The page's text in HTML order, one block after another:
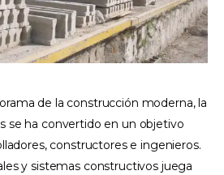
de la construcción moderna, la
se ha convertido en un objetivo
constructores e ingenieros.
y sistemas constructivos juega